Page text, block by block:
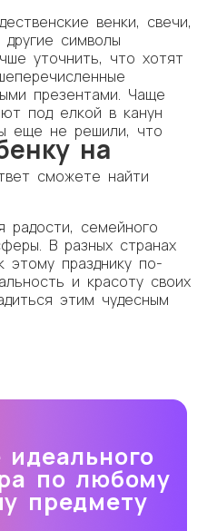
венки, свечи,
другие символы
уточнить, что хотят
презентами. Чаще
под елкой в канун
еще не решили, что
на
сможете найти
радости, семейного
В разных странах
этому празднику по-
и красоту своих
этим чудесным
по любому
предмету